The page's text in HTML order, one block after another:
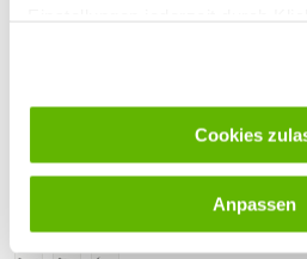
Cookies
Anpassen
Gallagher